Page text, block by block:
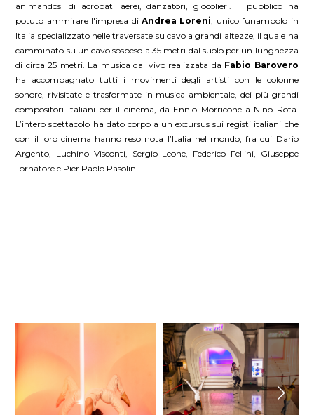
animandosi di acrobati aerei, danzatori, giocolieri. Il pubblico ha
potuto ammirare l'impresa di Andrea Loreni, unico funambolo in
Italia specializzato nelle traversate su cavo a grandi altezze, il quale ha
camminato su un cavo sospeso a 35 metri dal suolo per un lunghezza
di circa 25 metri. La musica dal vivo realizzata da Fabio Barovero
ha accompagnato tutti i movimenti degli artisti con le colonne
sonore, rivisitate e trasformate in musica ambientale, dei più grandi
compositori italiani per il cinema, da Ennio Morricone a Nino Rota.
L’intero spettacolo ha dato corpo a un excursus sui registi italiani che
con il loro cinema hanno reso nota l’Italia nel mondo, fra cui Dario
Argento, Luchino Visconti, Sergio Leone, Federico Fellini, Giuseppe
Tornatore e Pier Paolo Pasolini.